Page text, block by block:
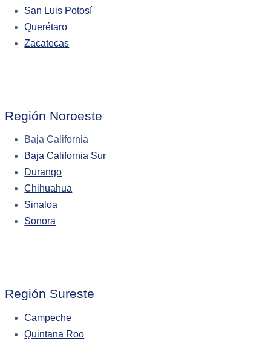
San Luis Potosí
Querétaro
Zacatecas
Región Noroeste
Baja California
Baja California Sur
Durango
Chihuahua
Sinaloa
Sonora
Región Sureste
Campeche
Quintana Roo